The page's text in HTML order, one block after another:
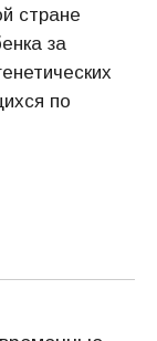
стране
за
по